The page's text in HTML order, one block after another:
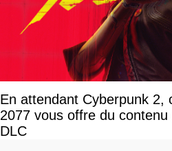
En attendant Cyberpunk 2,
2077 vous offre du contenu
DLC